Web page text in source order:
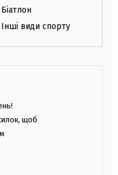
Біатлон
Інші види спорту
щоб